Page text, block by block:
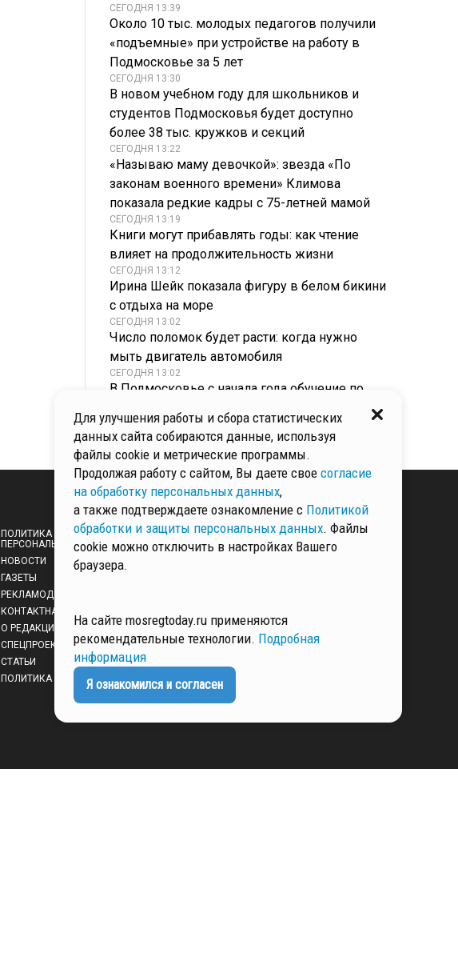
СЕГОДНЯ 13:39
Около 10 тыс. молодых педагогов получили
«подъемные» при устройстве на работу в
Подмосковье за 5 лет
СЕГОДНЯ 13:30
В новом учебном году для школьников и
студентов Подмосковья будет доступно
более 38 тыс. кружков и секций
СЕГОДНЯ 13:22
«Называю маму девочкой»: звезда «По
законам военного времени» Климова
показала редкие кадры с 75-летней мамой
СЕГОДНЯ 13:19
Книги могут прибавлять годы: как чтение
влияет на продолжительность жизни
СЕГОДНЯ 13:12
Ирина Шейк показала фигуру в белом бикини
с отдыха на море
СЕГОДНЯ 13:02
Число поломок будет расти: когда нужно
мыть двигатель автомобиля
СЕГОДНЯ 13:02
В Подмосковье с начала года обучение по
грудному вскармливанию прошли свыше 36
тыс. жительниц
ПОЛИТИКА ОБРАБОТКИ И ЗАЩИТЫ
ПЕРСОНАЛЬНЫХ ДАННЫХ
НОВОСТИ
ГАЗЕТЫ
РЕКЛАМОДАТЕЛЯМ
КОНТАКТНАЯ ИНФОРМАЦИЯ
О РЕДАКЦИИ
СПЕЦПРОЕКТЫ
СТАТЬИ
ПОЛИТИКА КОНФИДЕНЦИАЛЬНОСТИ
Для улучшения работы и сбора статистических
данных сайта собираются данные, используя
файлы cookie и метрические программы.
Продолжая работу с сайтом, Вы даете свое согласие
на обработку персональных данных,
а также подтверждаете ознакомление с Политикой
обработки и защиты персональных данных. Файлы
cookie можно отключить в настройках Вашего
браузера.
На сайте mosregtoday.ru применяются
рекомендательные технологии. Подробная
информация
Я ознакомился и согласен